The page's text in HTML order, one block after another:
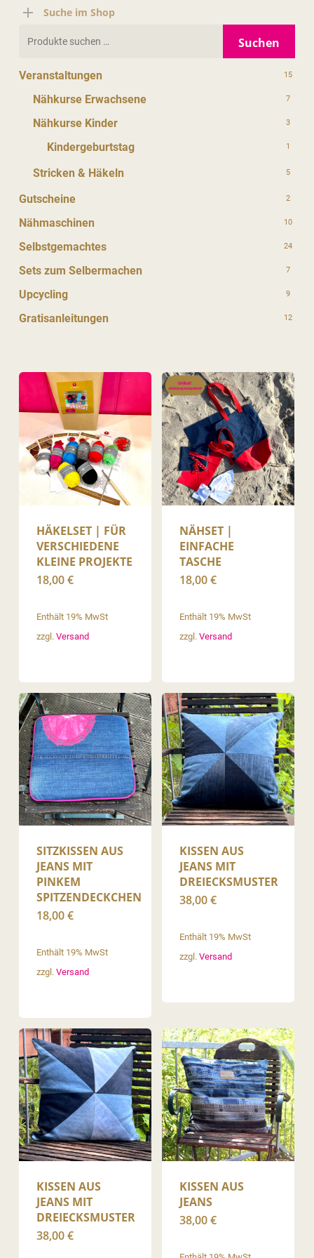
Suche im Shop
Suchen
Veranstaltungen 15
Nähkurse Erwachsene 7
Nähkurse Kinder 3
Kindergeburtstag 1
Stricken & Häkeln 5
Gutscheine 2
Nähmaschinen 10
Selbstgemachtes 24
Sets zum Selbermachen 7
Upcycling 9
Gratisanleitungen 12
HÄKELSET | FÜR
VERSCHIEDENE
KLEINE PROJEKTE
18,00€
Enthält 19% MwSt
zzgl. Versand
NÄHSET |
EINFACHE
TASCHE
18,00€
Enthält 19% MwSt
zzgl.Versand
SITZKISSEN AUS
JEANS MIT
PINKEM
SPITZENDECKCHEN
18,00€
Enthält 19% MwSt
zzgl. Versand
KISSEN AUS
JEANS MIT
DREIECKSMUSTER
38,00€
Enthält 19% MwSt
zzgl.Versand
KISSEN AUS
JEANS MIT
DREIECKSMUSTER
38,00€
KISSEN AUS
JEANS
38,00€